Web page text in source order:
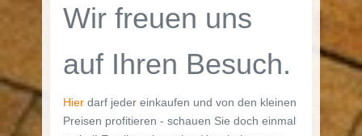
Wir freuen uns
auf Ihren Besuch.
Hier darf jeder einkaufen und von den kleinen
Preisen profitieren - schauen Sie doch einmal